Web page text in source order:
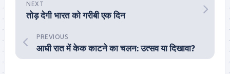
NEXT
तोड़ देगी भारत को गरीबी एक दिन
PREVIOUS
आधी रात में केक काटने का चलन: उत्सव या दिखावा?